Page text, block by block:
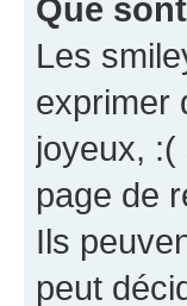
Que
Les
exprimer
joyeux,
page de
Ils
peut